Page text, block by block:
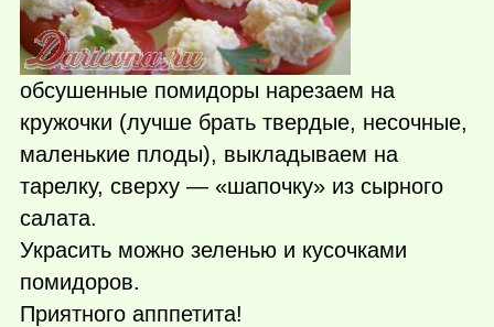
обсушенные помидоры нарезаем на
кружочки (лучше брать твердые, несочные,
маленькие плоды), выкладываем на
тарелку, сверху — «шапочку» из сырного
салата.
Украсить можно зеленью и кусочками
помидоров.
Приятного апппетита!